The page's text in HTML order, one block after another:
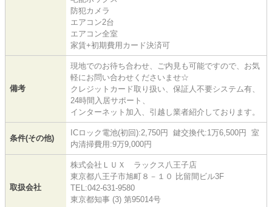
防犯カメラ
エアコン2台
エアコン全室
家賃+初期費用カード決済可
備考
現地でのお待ち合わせ、ご内見も可能ですので、お気
軽にお問い合わせくださいませ☆
クレジットカード取り扱い、保証人不要システム有、
24時間入居サポート、
インターネット加入、引越し業者紹介しております。
条件(その他)
ICロック電池(初回):2,750円 鍵交換代:1万6,500円 室
内清掃費用:9万9,000円
取扱会社
株式会社ＬＵＸ ラックス八王子店
東京都八王子市旭町８－１０ 比留間ビル3F
TEL:042-631-9580
東京都知事 (3) 第95014号